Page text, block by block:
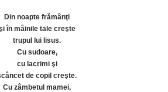
Din noapte frămânţi
în mâinile tale creşte
trupul lui Iisus.
Cu sudoare,
cu lacrimi şi
de copil creşte.
Cu zâmbetul mamei,